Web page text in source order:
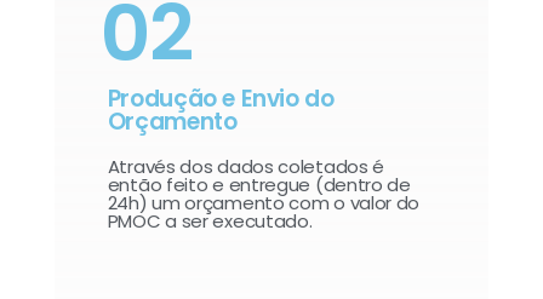
02
Produção e Envio do
Orçamento
Através dos dados coletados é
então feito e entregue (dentro de
24h) um orçamento com o valor do
PMOC a ser executado.